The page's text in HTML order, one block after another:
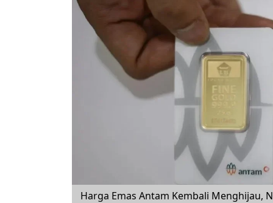
Harga Emas Antam Kembali Menghijau,